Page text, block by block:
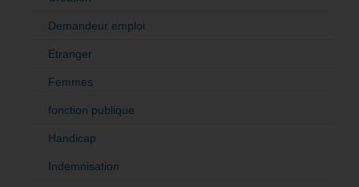
Demandeur emploi
Etranger
Femmes
fonction publique
Handicap
Indemnisation